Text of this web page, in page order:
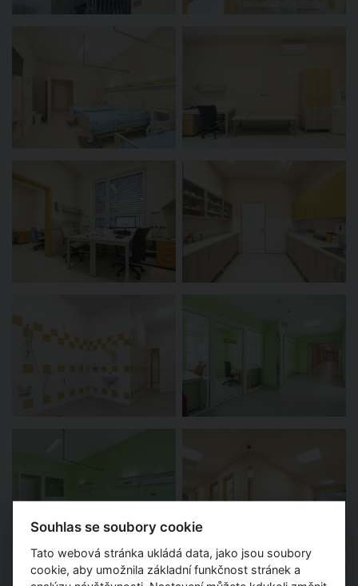
Souhlas se soubory cookie
Tato webová stránka ukládá data, jako jsou soubory
cookie, aby umožnila základní funkčnost stránek a